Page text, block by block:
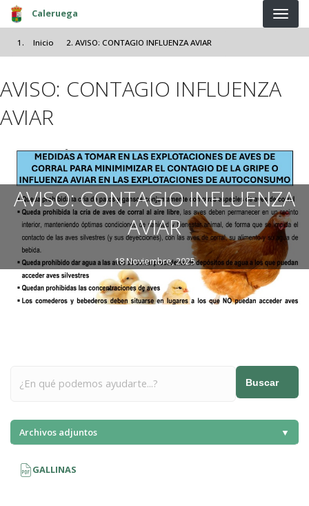
Pasar al contenido principal
Caleruega
Inicio AVISO: CONTAGIO INFLUENZA AVIAR
AVISO: CONTAGIO INFLUENZA
AVIAR
AVISO: CONTAGIO INFLUENZA
AVIAR
18 Noviembre, 2025
Buscar
Archivos adjuntos ▼
GALLINAS